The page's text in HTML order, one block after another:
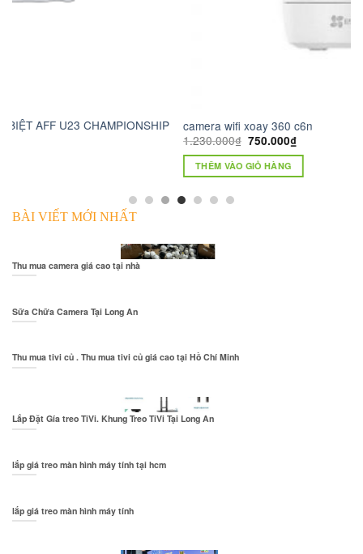
camera wifi xoay 360 c6n
BÀI VIẾT MỚI NHẤT
Thu mua camera giá cao tại nhà
Sữa Chữa Camera Tại Long An
Thu mua tivi củ . Thu mua tivi củ giá cao tại Hồ Chí Minh
Lắp Đặt Gía treo TiVi. Khung Treo TiVi Tại Long An
lắp giá treo màn hình máy tính tại hcm
lắp giá treo màn hình máy tính